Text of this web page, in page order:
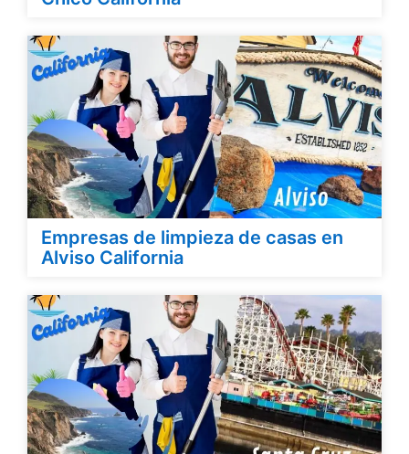
Empresas de limpieza de casas en
Alviso California